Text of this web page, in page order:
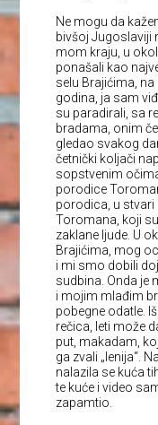
Ne mogu da
bivšoj Jugoslaviji
mom kraju, u
ponašali kao
selu Brajićima,
godina, ja sam
su paradirali, sa
bradama, onim
gledao svakog
četnički koljači
sopstvenim
porodice
porodica, u
Toromana, koji
zaklane ljude. U
Brajićima, mog
i mi smo dobili
sudbina. Onda je
i mojim mlađim
pobegne odatle.
rečica, leti može
put, makadam,
ga zvali „lenija“.
nalazila se kuća
te kuće i video
zapamtio.